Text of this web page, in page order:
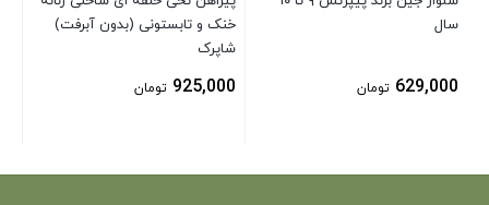
سال
629,000 تومان
خنک و تابستونی (بدون آبرفت)
شاپرک
925,000 تومان